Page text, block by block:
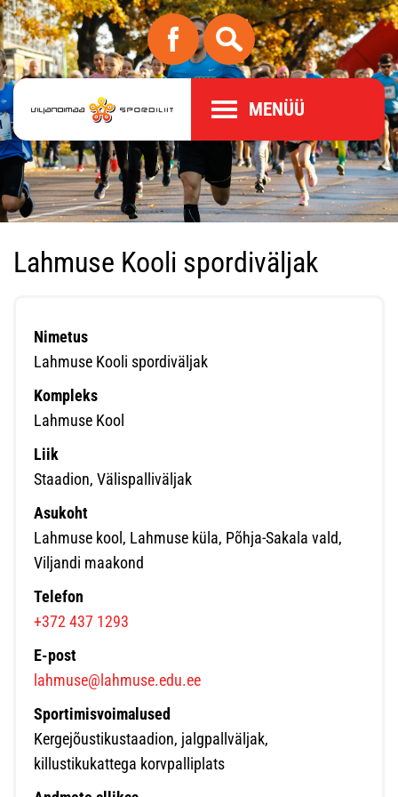
MENÜÜ
Lahmuse Kooli spordiväljak
Nimetus
Lahmuse Kooli spordiväljak
Kompleks
Lahmuse Kool
Liik
Staadion, Välispalliväljak
Asukoht
Lahmuse kool, Lahmuse küla, Põhja-Sakala vald,
Viljandi maakond
Telefon
+372 437 1293
E-post
lahmuse@lahmuse.edu.ee
Sportimisvoimalused
Kergejõustikustaadion, jalgpallväljak,
killustikukattega korvpalliplats